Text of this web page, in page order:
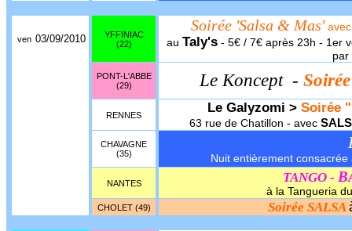
ven 03/09/2010
YFFINIAC
(22)
Soirée 'Salsa & Mas'
au Taly's - 5€ / 7€ après 23h - 1er
par
PONT-L'ABBE
(29)
Le Koncept -
RENNES Le Galyzomi > Soirée
63 rue de Chatillon - avec
CHAVAGNE
(35)
Nuit entièrement
NANTES TANGO -
à la Tangueria
CHOLET (49) Soirée SALSA